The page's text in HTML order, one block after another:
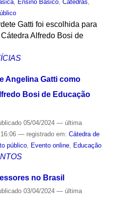
, Ensino Básico, Cátedras,
Gatti foi escolhida para
Alfredo Bosi de
Angelina Gatti como
Bosi de Educação
05/04/2024 — última
— registrado em: Cátedra de
público, Evento online, Educação
no Brasil
03/04/2024 — última